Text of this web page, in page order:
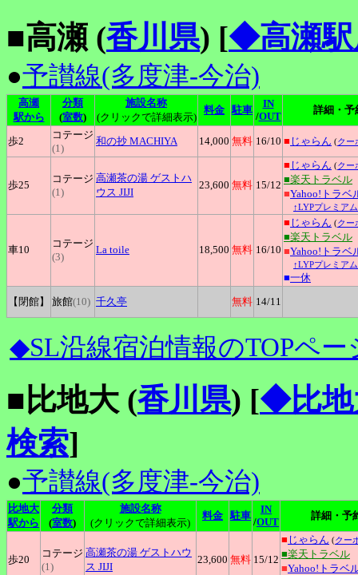
■高瀬 (香川県) [◆高瀬駅
●予讃線(多度津-今治)
高瀬
駅から
分類
(室数)
施設名称
(クリックで詳細表示)
料金 駐車
IN
/OUT
詳細・予
歩2
コテージ
(1)
和の抄 MACHIYA 14,000 無料 16/10 ■ じゃらん (クー
歩25
コテージ
(1)
高瀬茶の湯 ゲストハ
ウス JIJI
23,600 無料 15/12
■ じゃらん (クー
■楽天トラベル
■Yahoo!トラベ
↑LYPプレミア
車10
コテージ
(3)
La toile 18,500 無料 16/10
■ じゃらん (クー
■楽天トラベル
■Yahoo!トラベ
↑LYPプレミア
■一休
【閉館】
旅館(10) 千久亭 無料 14/11
◆SL沿線宿泊情報のTOPペー
■比地大 (香川県) [◆比地
検索]
●予讃線(多度津-今治)
比地大
駅から
分類
(室数)
施設名称
(クリックで詳細表示)
料金 駐車
IN
/OUT
詳細・予
歩20
コテージ
(1)
高瀬茶の湯 ゲストハウ
ス JIJI
23,600 無料 15/12
■ じゃらん (クー
■楽天トラベル
■Yahoo!トラベ